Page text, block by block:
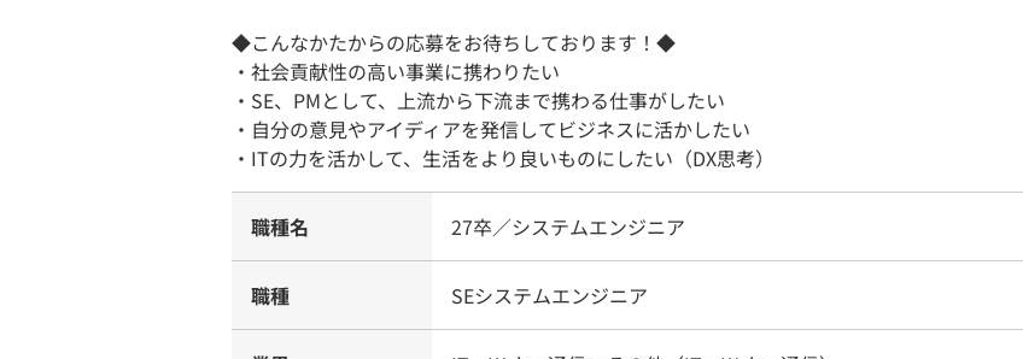
◆こんなかたからの応募をお待ちしております！◆
・社会貢献性の高い事業に携わりたい
・SE、PMとして、上流から下流まで携わる仕事がしたい
・自分の意見やアイディアを発信してビジネスに活かしたい
・ITの力を活かして、生活をより良いものにしたい（DX思考）
職種名 27卒／システムエンジニア
職種 SEシステムエンジニア